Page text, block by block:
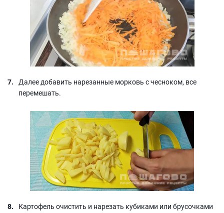
Далее добавить нарезанные морковь с чесноком, все
перемешать.
Картофель очистить и нарезать кубиками или брусочками